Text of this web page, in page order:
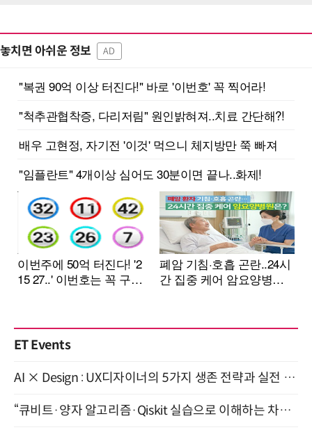
놓치면 아쉬운 정보 AD
ET Events
AI × Design : UX디자이너의 5가지 생존 전략과 실전 대응 8월 28일 개최
“큐비트·양자 알고리즘·Qiskit 실습으로 이해하는 차세대 컴퓨팅” (8/28)